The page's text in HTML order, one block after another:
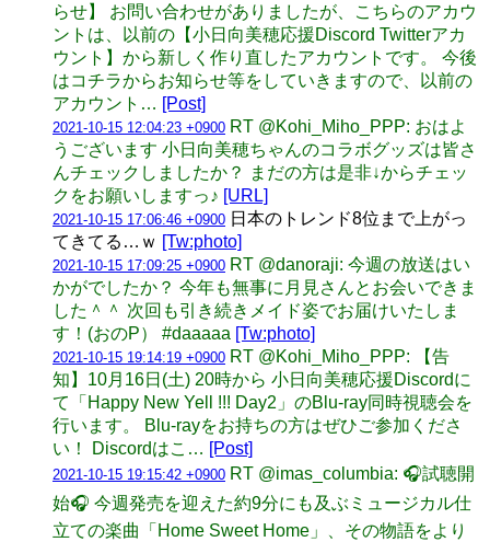
らせ】 お問い合わせがありましたが、こちらのアカウ
ントは、以前の【小日向美穂応援Discord Twitterアカ
ウント】から新しく作り直したアカウントです。 今後
はコチラからお知らせ等をしていきますので、以前の
アカウント… [Post]
2021-10-15 12:04:23 +0900 RT @Kohi_Miho_PPP: おはよ
うございます 小日向美穂ちゃんのコラボグッズは皆さ
んチェックしましたか？ まだの方は是非↓からチェッ
クをお願いしますっ♪ [URL]
2021-10-15 17:06:46 +0900 日本のトレンド8位まで上がっ
てきてる…ｗ [Tw:photo]
2021-10-15 17:09:25 +0900 RT @danoraji: 今週の放送はい
かがでしたか？ 今年も無事に月見さんとお会いできま
した＾＾ 次回も引き続きメイド姿でお届けいたしま
す！(おのP） #daaaaa [Tw:photo]
2021-10-15 19:14:19 +0900 RT @Kohi_Miho_PPP: 【告
知】10月16日(土) 20時から 小日向美穂応援Discordに
て「Happy New Yell !!! Day2」のBlu-ray同時視聴会を
行います。 Blu-rayをお持ちの方はぜひご参加くださ
い！ Discordはこ… [Post]
2021-10-15 19:15:42 +0900 RT @imas_columbia: 🎧試聴開
始🎧 今週発売を迎えた約9分にも及ぶミュージカル仕
立ての楽曲「Home Sweet Home」、その物語をより